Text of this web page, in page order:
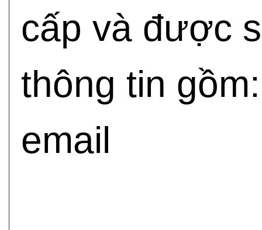
cấp và được
thông tin
email